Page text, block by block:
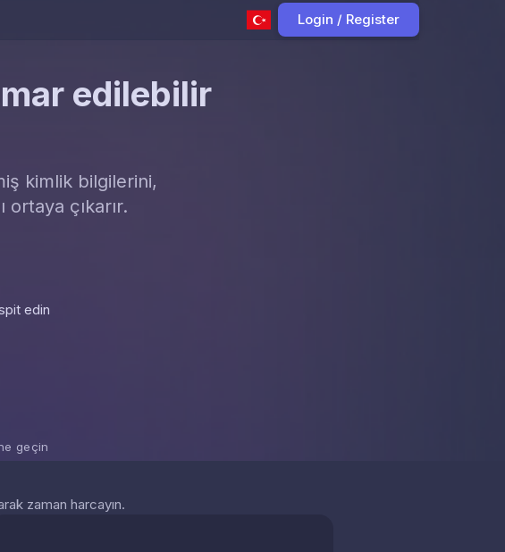
Login / Register
edilebilir
kimlik bilgilerini,
ortaya çıkarır.
edin
geçin
zaman harcayın.